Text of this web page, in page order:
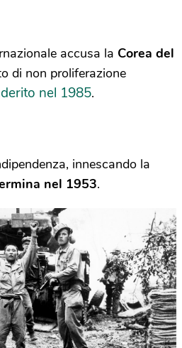
accusa la Corea del
di non proliferazione
nel 1985.
innescando la
nel 1953.